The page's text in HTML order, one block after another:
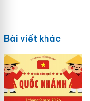
Bài viết khác